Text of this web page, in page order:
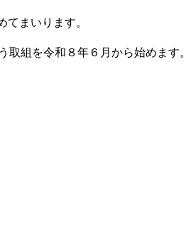
まいります。
組を令和８年６月から始めます。